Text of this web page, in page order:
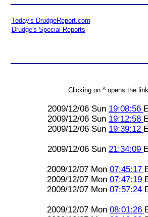
Today's DrudgeReport.com
Drudge's Special Reports
Clicking on ^ opens the
2009/12/06 Sun 19:08:56
2009/12/06 Sun 19:12:58
2009/12/06 Sun 19:39:12
2009/12/06 Sun 21:34:09
2009/12/07 Mon 07:45:17
2009/12/07 Mon 07:47:19
2009/12/07 Mon 07:57:24
2009/12/07 Mon 08:01:26